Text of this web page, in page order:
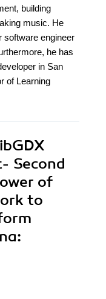
building
music. He
software engineer
he has
in San
of Learning
Second
of
to